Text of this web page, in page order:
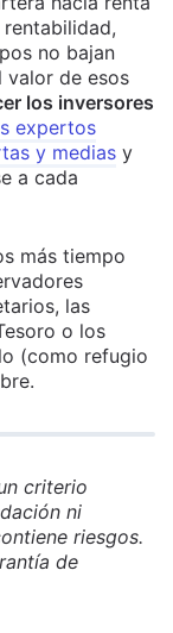
no bajan
valor de esos
los inversores
expertos
y medias y
a cada
más tiempo
las
o los
(como refugio
criterio
ni
riesgos.
de